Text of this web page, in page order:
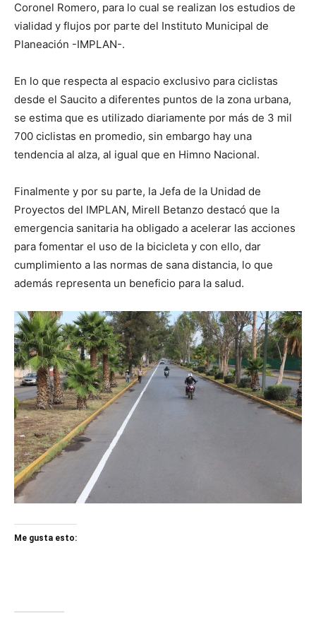
Coronel Romero, para lo cual se realizan los estudios de
vialidad y flujos por parte del Instituto Municipal de
Planeación -IMPLAN-.
En lo que respecta al espacio exclusivo para ciclistas
desde el Saucito a diferentes puntos de la zona urbana,
se estima que es utilizado diariamente por más de 3 mil
700 ciclistas en promedio, sin embargo hay una
tendencia al alza, al igual que en Himno Nacional.
Finalmente y por su parte, la Jefa de la Unidad de
Proyectos del IMPLAN, Mirell Betanzo destacó que la
emergencia sanitaria ha obligado a acelerar las acciones
para fomentar el uso de la bicicleta y con ello, dar
cumplimiento a las normas de sana distancia, lo que
además representa un beneficio para la salud.
Me gusta esto: